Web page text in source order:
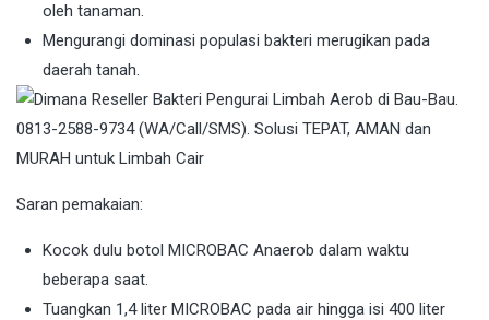
oleh tanaman.
Mengurangi dominasi populasi bakteri merugikan pada
daerah tanah.
Saran pemakaian:
Kocok dulu botol MICROBAC Anaerob dalam waktu
beberapa saat.
Tuangkan 1,4 liter MICROBAC pada air hingga isi 400 liter